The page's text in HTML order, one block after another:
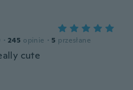
· 245 opinie · 5 przesłane
cute